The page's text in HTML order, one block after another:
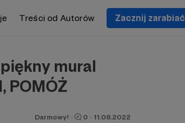
Treści od Autorów Zacznij zarabiać
mural
POMÓŻ
Darmowy! · 0 · 11.08.2022